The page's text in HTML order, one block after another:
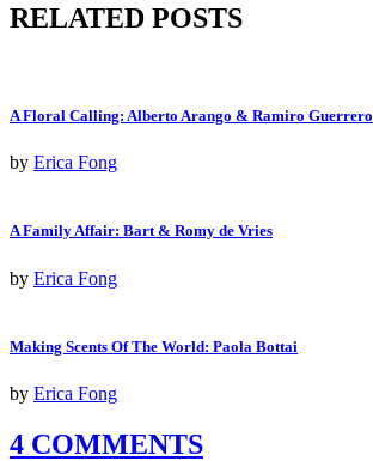
RELATED POSTS
A Floral Calling: Alberto Arango & Ramiro Guerrero
by Erica Fong
A Family Affair: Bart & Romy de Vries
by Erica Fong
Making Scents Of The World: Paola Bottai
by Erica Fong
4 COMMENTS